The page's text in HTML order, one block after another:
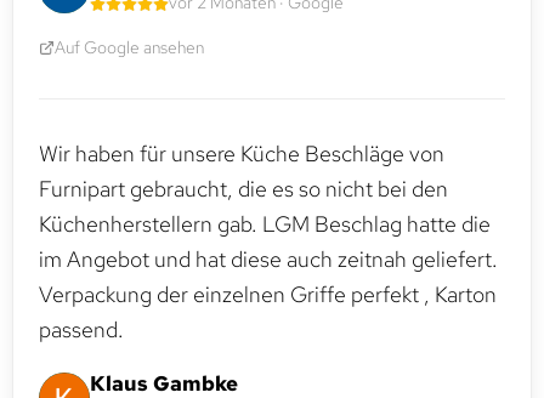
Auf Google ansehen
Wir haben für unsere Küche Beschläge von
Furnipart gebraucht, die es so nicht bei den
Küchenherstellern gab. LGM Beschlag hatte die
im Angebot und hat diese auch zeitnah geliefert.
Verpackung der einzelnen Griffe perfekt , Karton
passend.
Klaus Gambke